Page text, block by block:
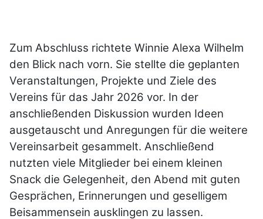
Zum Abschluss richtete Winnie Alexa Wilhelm
den Blick nach vorn. Sie stellte die geplanten
Veranstaltungen, Projekte und Ziele des
Vereins für das Jahr 2026 vor. In der
anschließenden Diskussion wurden Ideen
ausgetauscht und Anregungen für die weitere
Vereinsarbeit gesammelt. Anschließend
nutzten viele Mitglieder bei einem kleinen
Snack die Gelegenheit, den Abend mit guten
Gesprächen, Erinnerungen und geselligem
Beisammensein ausklingen zu lassen.